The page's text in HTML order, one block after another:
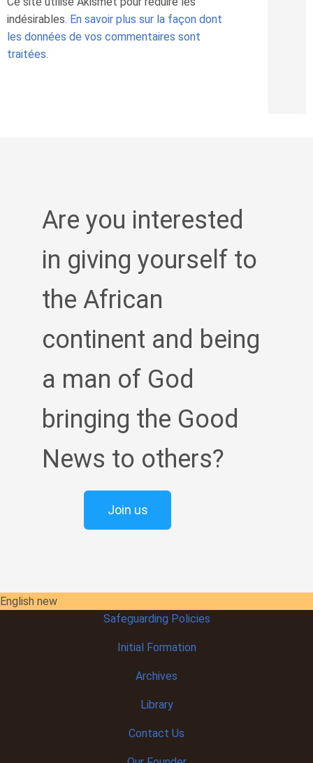
indésirables. En savoir plus sur la façon dont
les données de vos commentaires sont
traitées.
Are you interested
in giving yourself to
the African
continent and being
a man of God
bringing the Good
News to others?
Join us
English new
Safeguarding Policies
InitialFormation
Archives
Library
Contact Us